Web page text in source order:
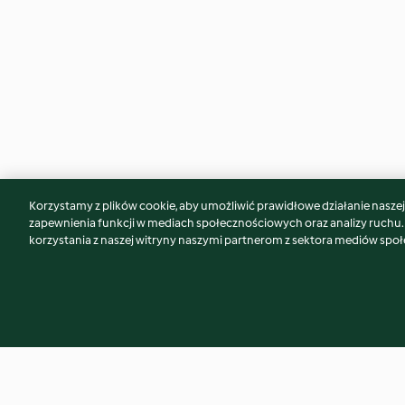
Może spodoba Ci się również...
Korzystamy z plików cookie, aby umożliwić prawidłowe działanie
zapewnienia funkcji w mediach społecznościowych oraz analizy
korzystania z naszej witryny naszymi partnerom z sektora mediów